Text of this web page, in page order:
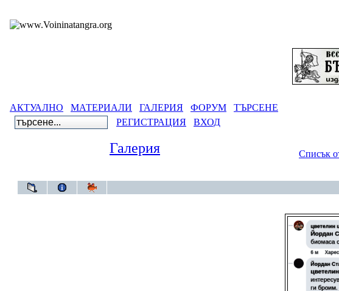
АКТУАЛНО МАТЕРИАЛИ ГАЛЕРИЯ ФОРУМ
ТЪРСЕНЕ
РЕГИСТРАЦИЯ
ВХОД
Галерия Списък